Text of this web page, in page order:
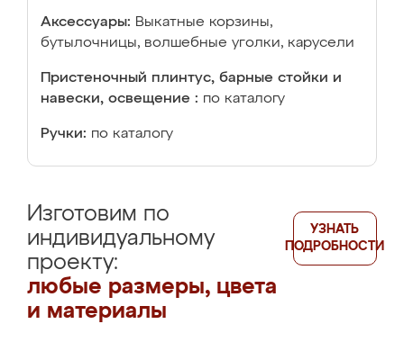
Аксессуары: Выкатные корзины,
бутылочницы, волшебные уголки, карусели
Пристеночный плинтус, барные стойки и
навески, освещение : по каталогу
Ручки: по каталогу
Изготовим по
индивидуальному
проекту:
любые размеры, цвета
и материалы
УЗНАТЬ
ПОДРОБНОСТИ